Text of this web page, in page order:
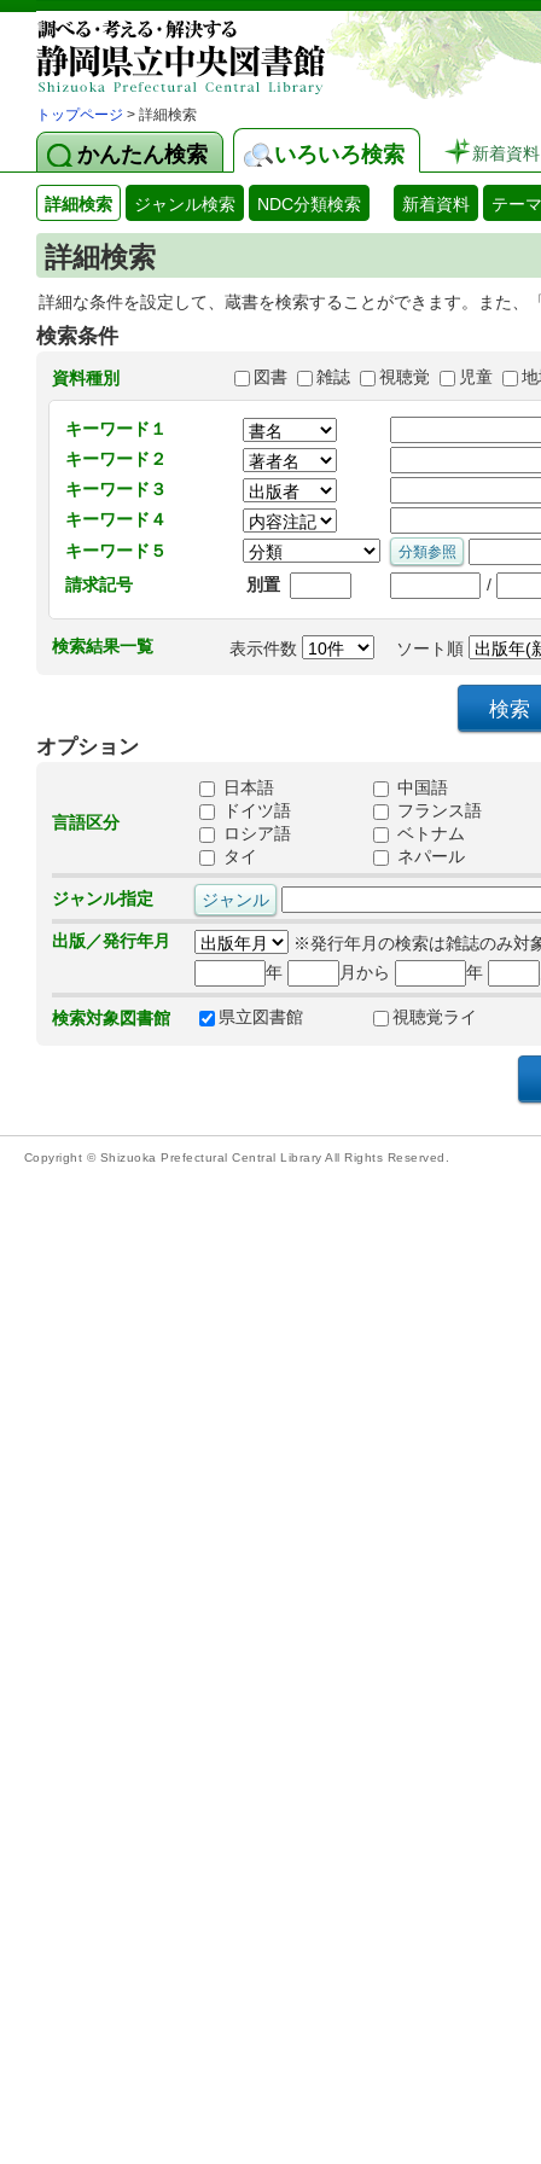
トップページ > 詳細検索
かんたん検索 いろいろ検索 新着資料
詳細検索 ジャンル検索 NDC分類検索 新着資料 テー
詳細検索
詳細な条件を設定して、蔵書を検索することができます。また
検索条件
資料種別 図書 雑誌 視聴覚 児童
キーワード１
キーワード２
キーワード３
キーワード４
キーワード５
請求記号
別置 /
検索結果一覧 表示件数 ソート順
オプション
言語区分
日本語
中国語
ドイツ語
フランス語
ロシア語
ベトナム
タイ
ネパール
ジャンル指定
出版／発行年月
※発行年月の検索は雑誌のみ対
年
月から 年
検索対象図書館 県立図書館 視聴覚ライ
Copyright © Shizuoka Prefectural Central Library All Rights Reserved.